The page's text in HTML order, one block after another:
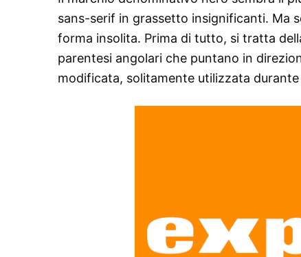
sans-serif in grassetto insignificanti. Ma
forma insolita. Prima di tutto, si tratta
parentesi angolari che puntano in
modificata, solitamente utilizzata